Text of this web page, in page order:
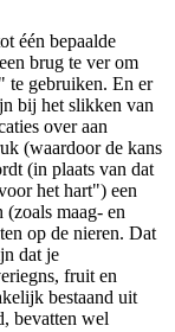
één bepaalde
brug te ver om
te gebruiken. En er
bij het slikken van
over aan
(waardoor de kans
(in plaats van dat
het hart") een
maag- en
op de nieren. Dat
dat je
fruit en
bestaand uit
bevatten wel